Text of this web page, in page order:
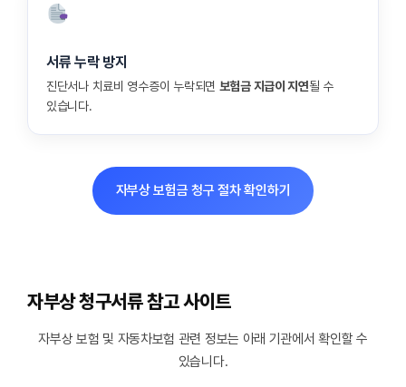
서류 누락 방지
진단서나 치료비 영수증이 누락되면 보험금 지급이 지연될 수
있습니다.
자부상 보험금 청구 절차 확인하기
자부상 청구서류 참고 사이트
자부상 보험 및 자동차보험 관련 정보는 아래 기관에서 확인할 수
있습니다.